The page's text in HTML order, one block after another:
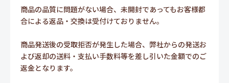
商品の品質に問題がない場合、未開封であってもお客様都
合による返品・交換は受付けておりません。
商品発送後の受取拒否が発生した場合、弊社からの発送お
よび返却の送料・支払い手数料等を差し引いた金額でのご
返金となります。